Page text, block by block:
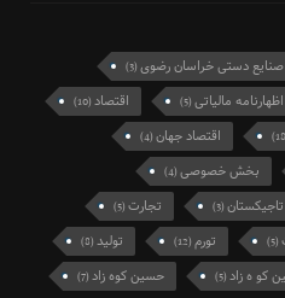
صنایع دستی خراسان رضوی(3)
اظهارنامه مالیاتی(5) اقتصاد(10)
اقتصاد جهان(4)
بخش خصوصی(4)
تاجیکستان(3) تجارت(5)
(5) تورم(12) تولید(8)
کو ه زاد(5) حسین کوه زاد(7)